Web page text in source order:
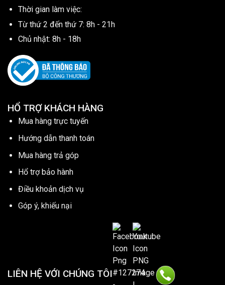
Thời gian làm việc:
Từ thứ 2 đến thứ 7: 8h - 21h
Chủ nhật: 8h - 18h
HỔ TRỢ KHÁCH HÀNG
Mua hàng trực tuyến
Hướng dẫn thanh toán
Mua hàng trả góp
Hổ trợ bảo hành
Điều khoản dịch vụ
Góp ý, khiếu nại
LIÊN HỆ VỚI CHÚNG TÔI